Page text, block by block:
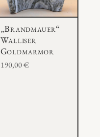
„Brandmauer“
Walliser
Goldmarmor
190,00€